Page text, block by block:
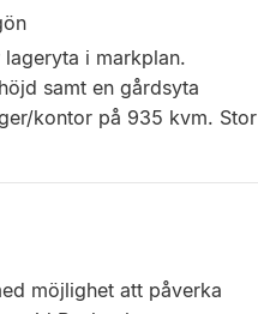
i markplan.
samt en gårdsyta
kontor på 935 kvm. Stor
möjlighet att påverka